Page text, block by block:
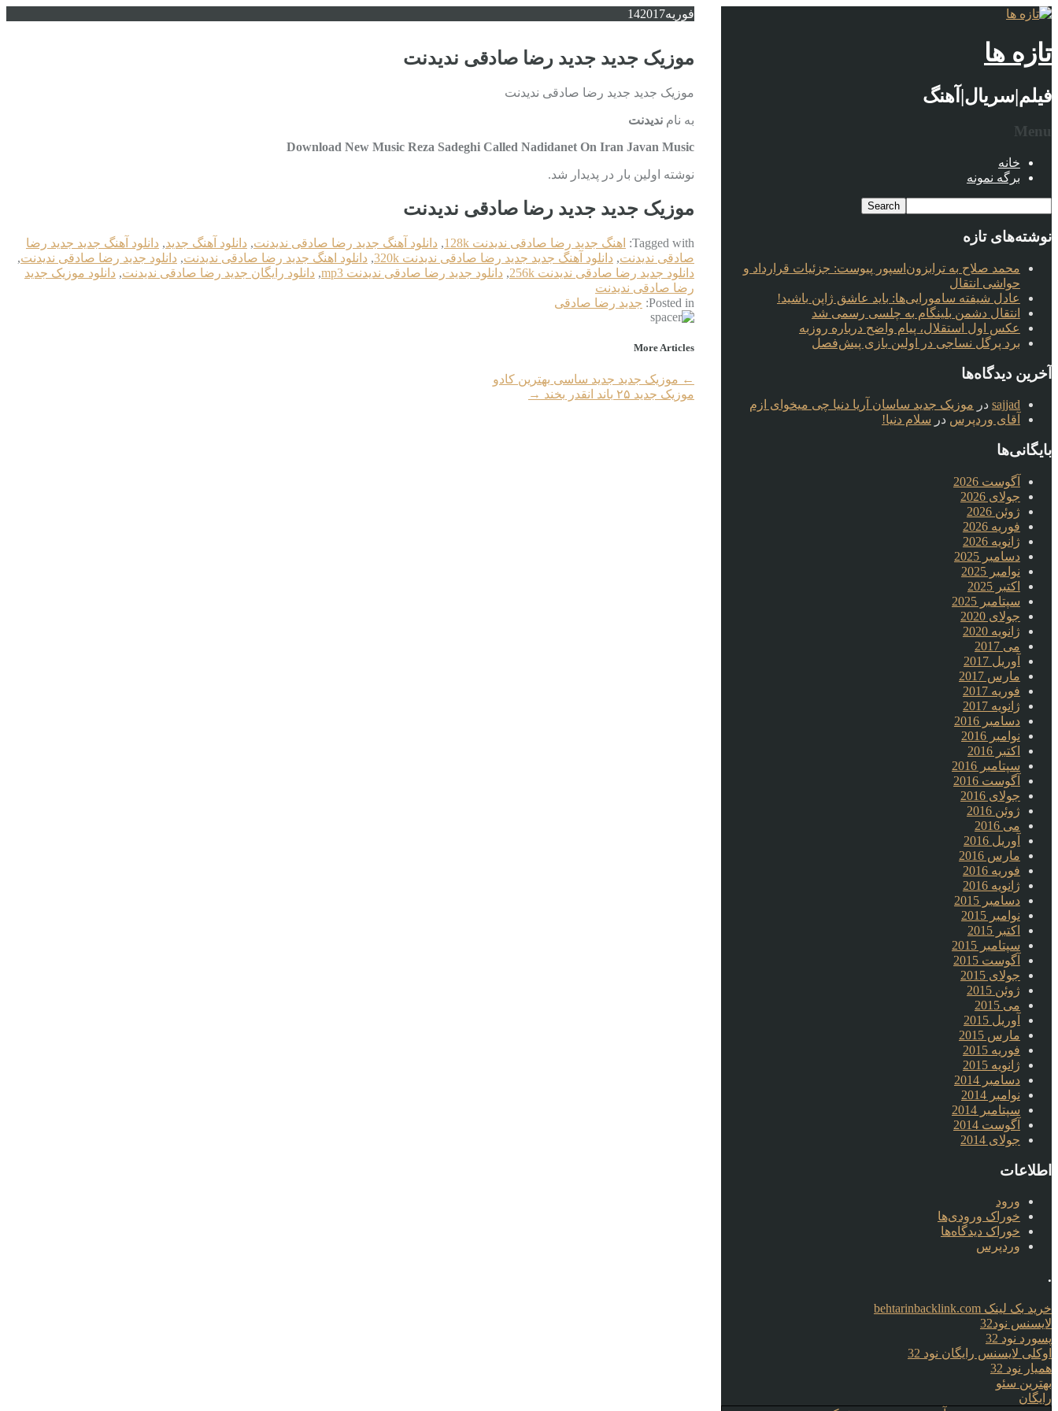
فوریه 142017
موزیک جدید جديد رضا صادقی ندیدنت
موزیک جدید جديد رضا صادقی ندیدنت
به نامندیدنت
Download New Music Reza Sadeghi Called Nadidanet On Iran Javan Music
نوشته اولین بار در پدیدار شد.
موزیک جدید جديد رضا صادقی ندیدنت
Tagged with: اهنگ جديد رضا صادقی ندیدنت 128k , دانلود آهنگ جديد رضا صادقی ندیدنت, دانلود آهنگ جدید, دانلود آهنگ جدید جديد رضا
صادقی ندیدنت, دانلود آهنگ جدید جديد رضا صادقی ندیدنت 320k , دانلود اهنگ جديد رضا صادقی ندیدنت, دانلود جديد رضا صادقی ندیدنت,
دانلود جديد رضا صادقی ندیدنت 256k
, دانلود جديد رضا صادقی ندیدنت mp3 , دانلود رایگان جديد رضا صادقی ندیدنت, دانلود موزیک جديد
رضا صادقی ندیدنت
Posted in: جديد رضا صادقی
More Articles
← موزیک جدید جديد ساسی بهترین کادو
موزیک جدید ۲۵ باند انقدر بخند
→
تازه ها
فیلم|سریال|آهنگ
Menu
خانه
برگه نمونه
نوشته‌های تازه
محمد صلاح به ترابزون‌اسپور پیوست: جزئیات قرارداد و
حواشی انتقال
عادل شیفته سامورایی‌ها: باید عاشق ژاپن باشید!
انتقال دشمن بلینگام به چلسی رسمی شد
عکس اول استقلال، پیام واضح درباره روزبه
برد پرگل نساجی در اولین بازی پیش‌فصل
آخرین دیدگاه‌ها
sajjad در موزیک جدید ساسان آریا دنیا چی میخوای ازم
آقای وردپرس در سلام دنیا!
بایگانی‌ها
آگوست 2026
جولای 2026
ژوئن 2026
فوریه 2026
ژانویه 2026
دسامبر 2025
نوامبر 2025
اکتبر 2025
سپتامبر 2025
جولای 2020
ژانویه 2020
می 2017
آوریل 2017
مارس 2017
فوریه 2017
ژانویه 2017
دسامبر 2016
نوامبر 2016
اکتبر 2016
سپتامبر 2016
آگوست 2016
جولای 2016
ژوئن 2016
می 2016
آوریل 2016
مارس 2016
فوریه 2016
ژانویه 2016
دسامبر 2015
نوامبر 2015
اکتبر 2015
سپتامبر 2015
آگوست 2015
جولای 2015
ژوئن 2015
می 2015
آوریل 2015
مارس 2015
فوریه 2015
ژانویه 2015
دسامبر 2014
نوامبر 2014
سپتامبر 2014
آگوست 2014
جولای 2014
اطلاعات
ورود
خوراک ورودی‌ها
خوراک دیدگاه‌ها
وردپرس
.
خرید بک لینک behtarinbacklink.com
لایسنس نود32
پسورد نود 32
اوکلی لایسنس رایگان نود 32
همیار نود 32
بهترین سئو
رایگان